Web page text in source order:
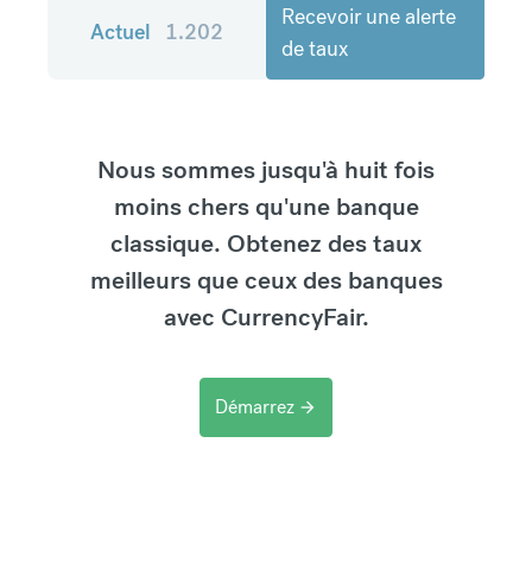
Actuel 1.202
Recevoir une alerte
de taux
Nous sommes jusqu'à huit fois
moins chers qu'une banque
classique. Obtenez des taux
meilleurs que ceux des banques
avec CurrencyFair.
Démarrez arrow_forward